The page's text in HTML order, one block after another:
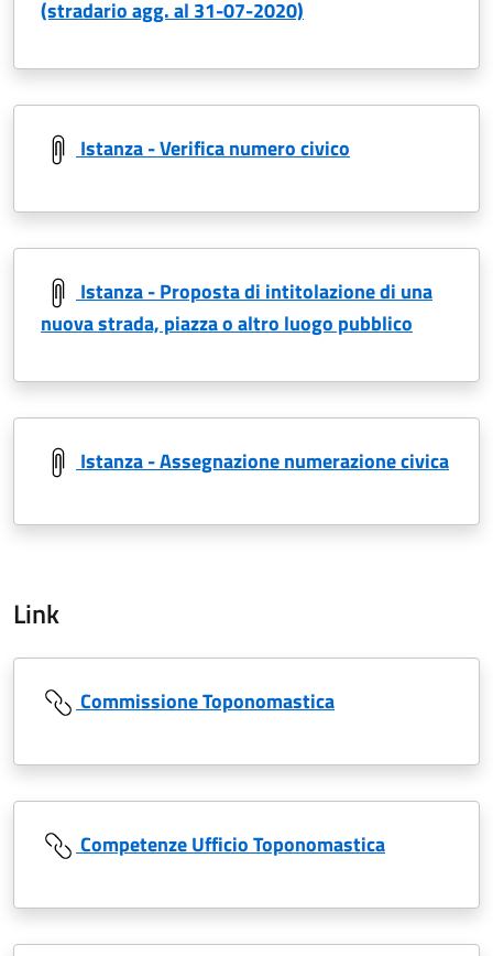
(stradario agg. al 31-07-2020)
Istanza - Verifica numero civico
Istanza - Proposta di intitolazione di una
nuova strada, piazza o altro luogo pubblico
Istanza - Assegnazione numerazione civica
Link
Commissione Toponomastica
Competenze Ufficio Toponomastica